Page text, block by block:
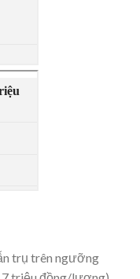
trụ trên ngưỡng